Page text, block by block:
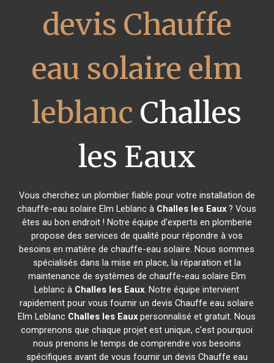
devis Chauffe
eau solaire elm
leblanc Challes
les Eaux
Vous cherchez un plombier fiable pour votre installation de
chauffe-eau solaire Elm Leblanc à Challes les Eaux ? Vous
êtes au bon endroit ! Notre équipe d'experts en plomberie
propose des services de qualité pour répondre à vos
besoins en matière de chauffe-eau solaire. Nous sommes
spécialisés dans la mise en place, la réparation et la
maintenance de systèmes de chauffe-eau solaire Elm
Leblanc à Challes les Eaux. Notre équipe intervient
rapidement pour vous fournir un devis Chauffe eau solaire
Elm Leblanc Challes les Eaux personnalisé et gratuit. Nous
comprenons que chaque projet est unique, c'est pourquoi
nous prenons le temps de comprendre vos besoins
spécifiques avant de vous fournir un devis Chauffe eau